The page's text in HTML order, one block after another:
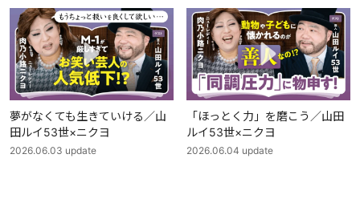
夢がなくても生きていける／山
田ルイ53世×ニクヨ
2026.06.03 update
「ほっとく力」を磨こう／山田
ルイ53世×ニクヨ
2026.06.04 update